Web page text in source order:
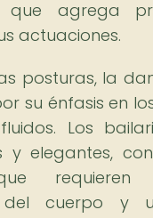
que agrega
actuaciones.
posturas, la
su énfasis en
Los
y elegantes,
del cuerpo y